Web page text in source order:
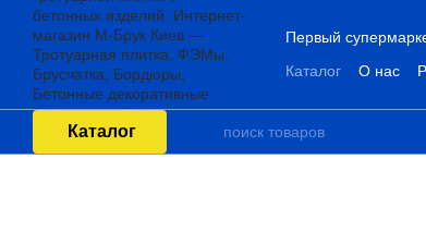
Перейти к основному контенту
Первый
Каталог
О нас
Каталог